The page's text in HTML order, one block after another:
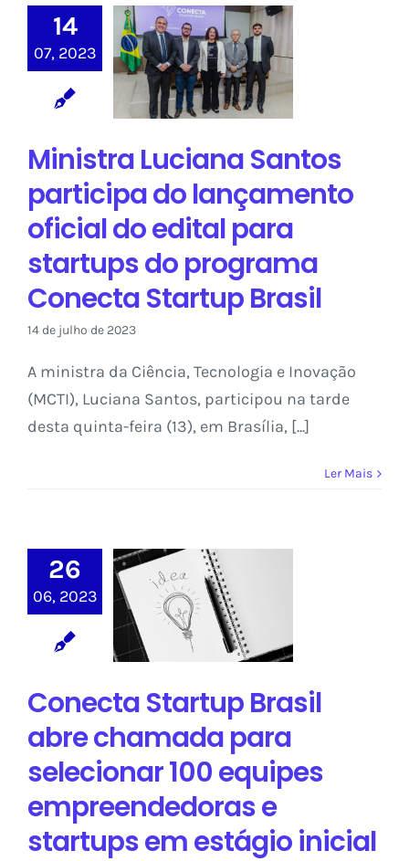
14
07, 2023
Santos participa
do lançamento
oficial do edital
para startups
do programa
Brasil
Sem categoria
Ministra Luciana Santos
participa do lançamento
oficial do edital para
startups do programa
Conecta Startup Brasil
14 de julho de 2023
A ministra da Ciência, Tecnologia e Inovação
(MCTI), Luciana Santos, participou na tarde
desta quinta-feira (13), em Brasília, [...]
Ler Mais
26
06, 2023
Brasil abre
chamada para
selecionar 100
equipes
empreendedoras
estágio inicial
Sem categoria
Conecta Startup Brasil
abre chamada para
selecionar 100 equipes
empreendedoras e
startups em estágio inicial